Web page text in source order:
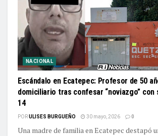
NACIONAL
Escándalo en Ecatepec: Profesor de 50
domiciliario tras confesar “noviazgo” con
14
PORULISES BURGUEÑO 30 mayo, 2026 0
Una madre de familia en Ecatepec destapó